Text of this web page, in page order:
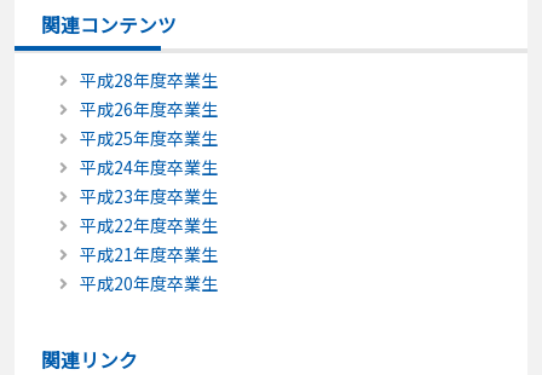
関連コンテンツ
平成28年度卒業生
平成26年度卒業生
平成25年度卒業生
平成24年度卒業生
平成23年度卒業生
平成22年度卒業生
平成21年度卒業生
平成20年度卒業生
関連リンク